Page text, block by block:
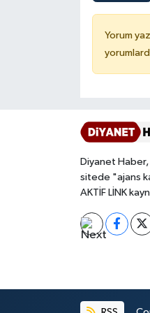
Yorum
Diyanet
sitede "ajans
AKTİF LİNK
Karaman Müftülüğü
Kars Müftülüğü
Kayseri Müftülüğü
Kilis Müftülüğü
Kırıkkale Müftülüğü
Kırklareli
Kocaeli Müftülüğü